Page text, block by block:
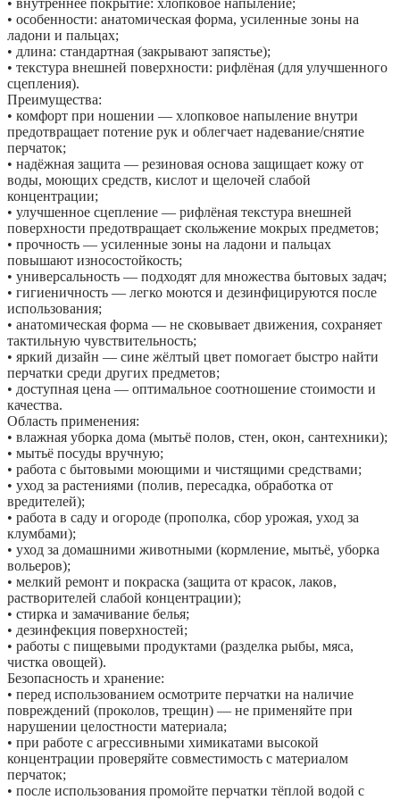
• особенности: анатомическая форма, усиленные зоны на
ладони и пальцах;
• длина: стандартная (закрывают запястье);
• текстура внешней поверхности: рифлёная (для улучшенного
сцепления).
Преимущества:
• комфорт при ношении — хлопковое напыление внутри
предотвращает потение рук и облегчает надевание/снятие
перчаток;
• надёжная защита — резиновая основа защищает кожу от
воды, моющих средств, кислот и щелочей слабой
концентрации;
• улучшенное сцепление — рифлёная текстура внешней
поверхности предотвращает скольжение мокрых предметов;
• прочность — усиленные зоны на ладони и пальцах
повышают износостойкость;
• универсальность — подходят для множества бытовых задач;
• гигиеничность — легко моются и дезинфицируются после
использования;
• анатомическая форма — не сковывает движения, сохраняет
тактильную чувствительность;
• яркий дизайн — сине жёлтый цвет помогает быстро найти
перчатки среди других предметов;
• доступная цена — оптимальное соотношение стоимости и
качества.
Область применения:
• влажная уборка дома (мытьё полов, стен, окон, сантехники);
• мытьё посуды вручную;
• работа с бытовыми моющими и чистящими средствами;
• уход за растениями (полив, пересадка, обработка от
вредителей);
• работа в саду и огороде (прополка, сбор урожая, уход за
клумбами);
• уход за домашними животными (кормление, мытьё, уборка
вольеров);
• мелкий ремонт и покраска (защита от красок, лаков,
растворителей слабой концентрации);
• стирка и замачивание белья;
• дезинфекция поверхностей;
• работы с пищевыми продуктами (разделка рыбы, мяса,
чистка овощей).
Безопасность и хранение:
• перед использованием осмотрите перчатки на наличие
повреждений (проколов, трещин) — не применяйте при
нарушении целостности материала;
• при работе с агрессивными химикатами высокой
концентрации проверяйте совместимость с материалом
перчаток;
• после использования промойте перчатки тёплой водой с